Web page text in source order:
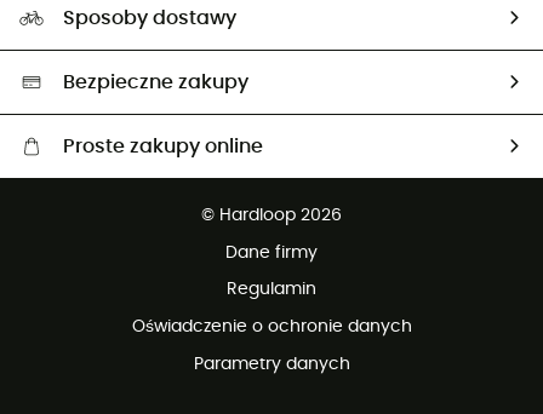
Neutralność węglowa
Wybrane produkty eko
Sposoby dostawy
Bezpieczne zakupy
Proste zakupy online
© Hardloop 2026
Dane firmy
Regulamin
Oświadczenie o ochronie danych
Parametry danych